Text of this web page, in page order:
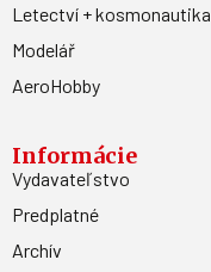
Letectví + kosmonautika
Modelář
AeroHobby
Informácie
Vydavateľstvo
Predplatné
Archív